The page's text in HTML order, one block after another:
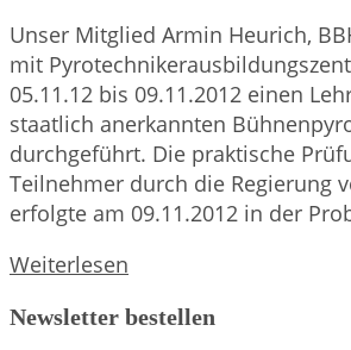
Unser Mitglied Armin Heurich,
mit
05.11.12 bis 09.11.2012 einen
staatlich anerkannten
durchgeführt. Die praktische
Teilnehmer durch die Regierung
erfolgte am 09.11.2012 in der
Weiterlesen
der
Newsletter bestellen